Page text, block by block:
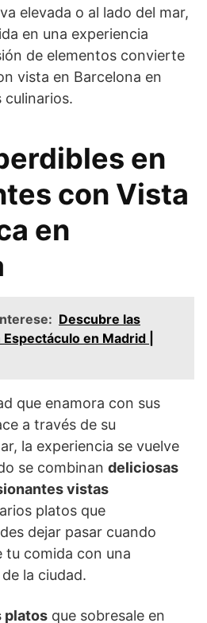
elevada o al lado del mar,
en una experiencia
de elementos convierte
vista en Barcelona en
culinarios.
en
con Vista
en
Descubre las
en Madrid |
que enamora con sus
a través de su
la experiencia se vuelve
se combinan deliciosas
vistas
platos que
dejar pasar cuando
tu comida con una
la ciudad.
platos que sobresale en